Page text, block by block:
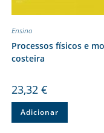
Ensino
Processos físicos e
costeira
23,32 €
Adicionar